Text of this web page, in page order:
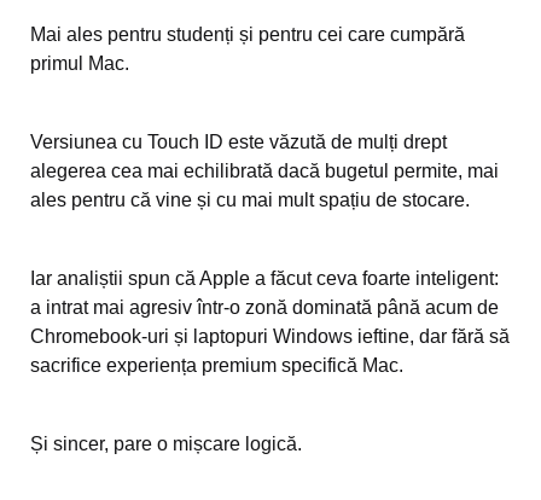
Mai ales pentru studenți și pentru cei care cumpără
primul Mac.
Versiunea cu Touch ID este văzută de mulți drept
alegerea cea mai echilibrată dacă bugetul permite, mai
ales pentru că vine și cu mai mult spațiu de stocare.
Iar analiștii spun că Apple a făcut ceva foarte inteligent:
a intrat mai agresiv într-o zonă dominată până acum de
Chromebook-uri și laptopuri Windows ieftine, dar fără să
sacrifice experiența premium specifică Mac.
Și sincer, pare o mișcare logică.